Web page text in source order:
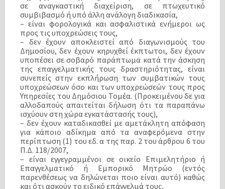
σε αναγκαστική διαχείριση, σε πτωχευτικό
συμβιβασμό ή υπό άλλη ανάλογη διαδικασία,
– είναι φορολογικά και ασφαλιστικά ενήμεροι ως
προς τις υποχρεώσεις τους,
– δεν έχουν αποκλειστεί από διαγωνισμούς του
Δημοσίου, δεν έχουν κηρυχθεί έκπτωτοι, δεν έχουν
υποπέσει σε σοβαρό παράπτωμα κατά την άσκηση
της επαγγελματικής τους δραστηριότητας, είναι
συνεπείς στην εκπλήρωση των συμβατικών τους
υποχρεώσεων όσο και των υποχρεώσεών τους προς
Υπηρεσίες του Δημόσιου Τομέα. (Προκειμένου δε για
αλλοδαπούς απαιτείται δήλωση ότι τα παραπάνω
ισχύουν στη χώρα εγκατάστασής τους),
– δεν έχουν καταδικασθεί με αμετάκλητη απόφαση
για κάποιο αδίκημα από τα αναφερόμενα στην
περίπτωση (1) του εδ. α της παρ. 2 του άρθρου 6 του
Π.Δ. 118/2007,
– είναι εγγεγραμμένοι σε οικείο Επιμελητήριο ή
Επαγγελματικό ή Εμπορικό Μητρώο (εντός
παρενθέσεως να δηλώνεται ποιο είναι αυτό) καθώς
και ότι ασκούν το ειδικό επάγγελμά τους,